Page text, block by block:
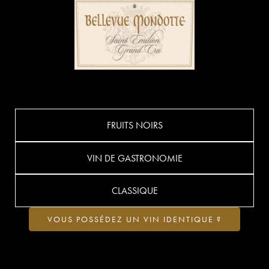
FRUITS NOIRS
VIN DE GASTRONOMIE
CLASSIQUE
VOUS POSSÉDEZ UN VIN IDENTIQUE ?